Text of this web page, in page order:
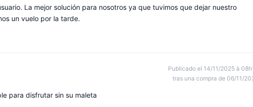
La mejor solución para nosotros ya que tuvimos que dejar nuestro
un vuelo por la tarde.
Publicado el 14/11/2025 à
tras una compra de 06/11/
para disfrutar sin su maleta